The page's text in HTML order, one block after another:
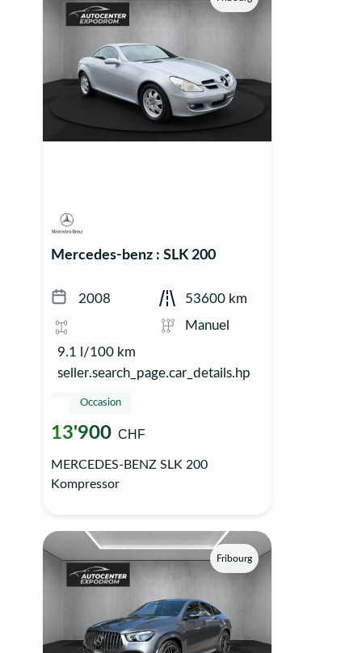
Mercedes-benz : SLK 200
2008
53600 km
Manuel
9.1 l/100 km
seller.search_page.car_details.hp
Occasion
13'900CHF
MERCEDES-BENZ SLK 200
Kompressor
Fribourg